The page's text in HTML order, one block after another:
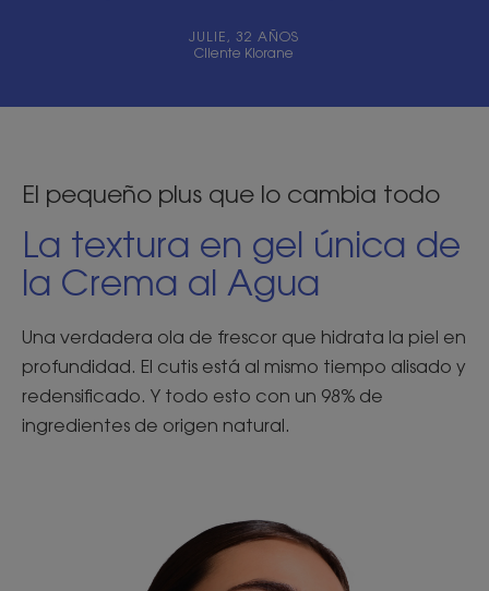
JULIE, 32 AÑOS
Cliente Klorane
El pequeño plus que lo cambia todo
La textura en gel única de
la Crema al Agua
Una verdadera ola de frescor que hidrata la piel en
profundidad. El cutis está al mismo tiempo alisado y
redensificado. Y todo esto con un 98% de
ingredientes de origen natural.